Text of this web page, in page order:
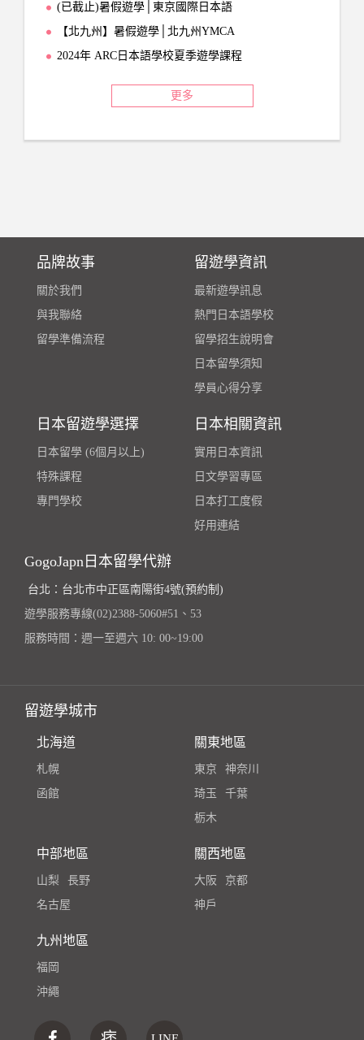
(已截止)暑假遊學│東京國際日本語
【北九州】暑假遊學│北九州YMCA
2024年 ARC日本語學校夏季遊學課程
更多
品牌故事
關於我們
與我聯絡
留學準備流程
留遊學資訊
最新遊學訊息
熱門日本語學校
留學招生說明會
日本留學須知
學員心得分享
日本留遊學選擇
日本留學 (6個月以上)
特殊課程
專門學校
日本相關資訊
實用日本資訊
日文學習專區
日本打工度假
好用連結
GogoJapn日本留學代辦
台北：台北市中正區南陽街4號(預約制)
遊學服務專線(02)2388-5060#51、53
服務時間：週一至週六 10: 00~19:00
留遊學城市
北海道
札幌
函館
關東地區
東京
神奈川
琦玉
千葉
栃木
中部地區
山梨
長野
名古屋
關西地區
大阪
京都
神戶
九州地區
福岡
沖繩